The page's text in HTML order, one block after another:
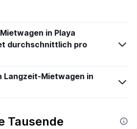
in Playa
durchschnittlich pro
Langzeit-Mietwagen in
Tausende